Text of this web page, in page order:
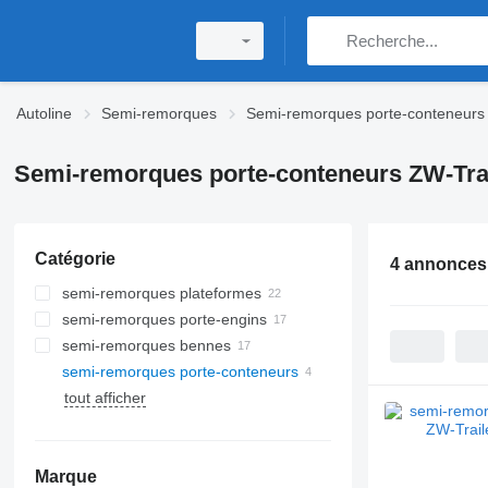
Autoline Semi-remorques Semi-remorques porte-conteneurs
Semi-remorques porte-conteneurs ZW-
Catégorie
semi-remorques plateformes
semi-remorques porte-engins
semi-remorques bennes
semi-remorques porte-conteneurs
tout afficher
Marque
4